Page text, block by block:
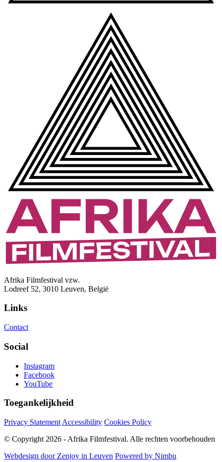
Afrika Filmfestival vzw.
Lodreef 52, 3010 Leuven, België
Links
Contact
Social
Instagram
Facebook
YouTube
Toegankelijkheid
Privacy Statement Accessibility Cookies Policy
© Copyright 2026 - Afrika Filmfestival. Alle rechten voorbehouden
Webdesign door Zenjoy in Leuven Powered by Nimbu